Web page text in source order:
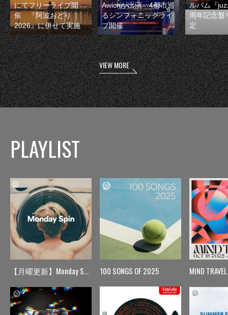
にてフリーライブ開
催 『阿波おどり
2026』に併せて実施
Awichが出演 4都市巡
るシンフォニックライ
ブ開催
ルバム『
周年記念盤
定
VIEW MORE
PLAYLIST
【月曜更新】Monday Spin 100 SONGS OF 2025 MIND TRAVEL